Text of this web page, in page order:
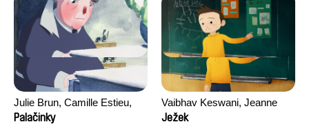
Julie Brun, Camille Estieu,
Jiamin Peng
Palačinky
Vaibhav Keswani, Jeanne
Laureau, Colombine Majou,
Ježek